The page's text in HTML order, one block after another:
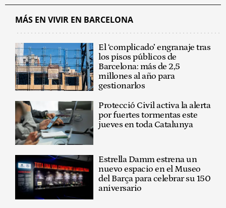
MÁS EN VIVIR EN BARCELONA
El ‘complicado’ engranaje tras
los pisos públicos de
Barcelona: más de 2,5
millones al año para
gestionarlos
Protecció Civil activa la alerta
por fuertes tormentas este
jueves en toda Catalunya
Estrella Damm estrena un
nuevo espacio en el Museo
del Barça para celebrar su 150
aniversario